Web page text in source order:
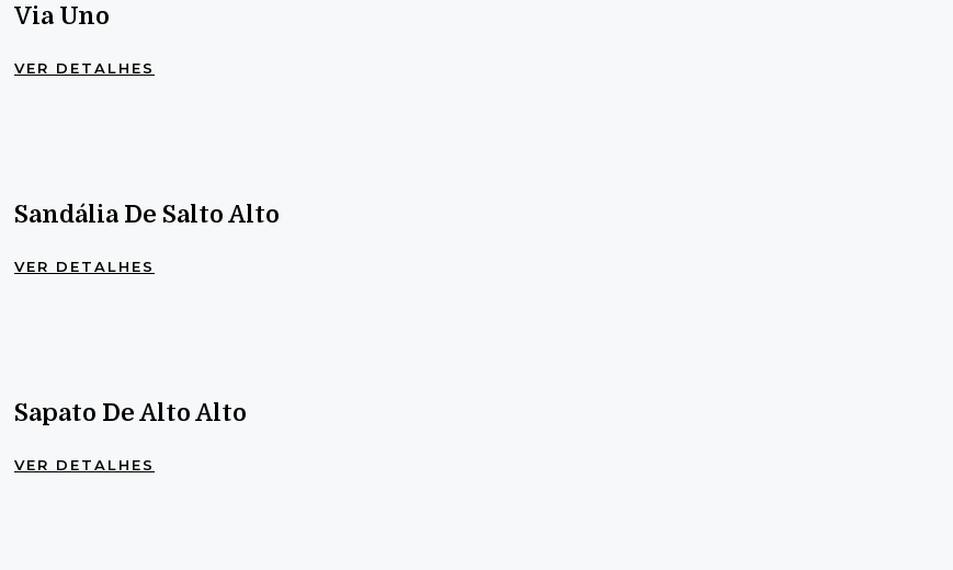
Via Uno
VER DETALHES
Sandália De Salto Alto
VER DETALHES
Sapato De Alto Alto
VER DETALHES